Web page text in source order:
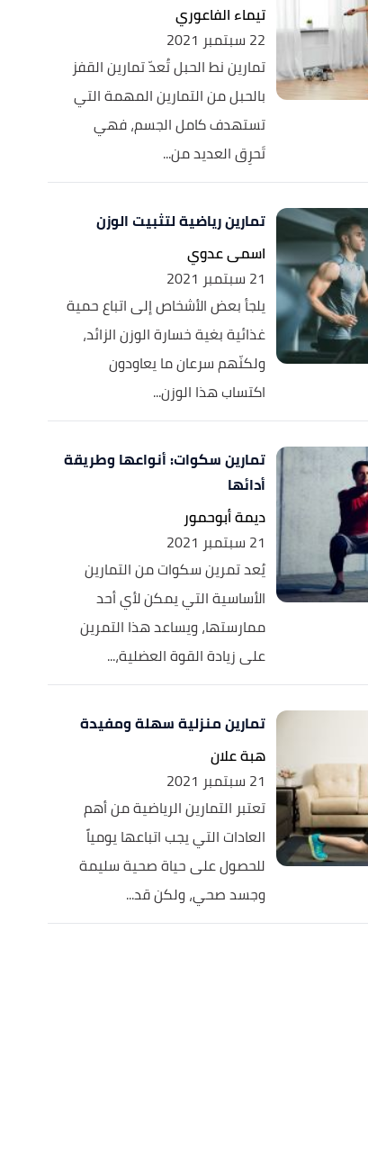
تيماء الفاعوري
22 سبتمبر 2021
تمارين نط الحبل تُعدّ تمارين القفز
بالحبل من التمارين المهمة التي
تستهدف كامل الجسم، فهي
تَحرِق العديد من...
تمارين رياضية لتثبيت الوزن
اسمى عدوي
21 سبتمبر 2021
يلجأ بعض الأشخاص إلى اتباع حمية
غذائية بغية خسارة الوزن الزائد،
ولكنّهم سرعان ما يعاودون
اكتساب هذا الوزن...
تمارين سكوات: أنواعها وطريقة
أدائها
ديمة أبوحمور
21 سبتمبر 2021
يُعد تمرين سكوات من التمارين
الأساسية التي يمكن لأي أحد
ممارستها، ويساعد هذا التمرين
على زيادة القوة العضلية،...
تمارين منزلية سهلة ومفيدة
هبة علان
21 سبتمبر 2021
تعتبر التمارين الرياضية من أهم
العادات التي يجب اتباعها يومياً
للحصول على حياة صحية سليمة
وجسد صحي، ولكن قد...